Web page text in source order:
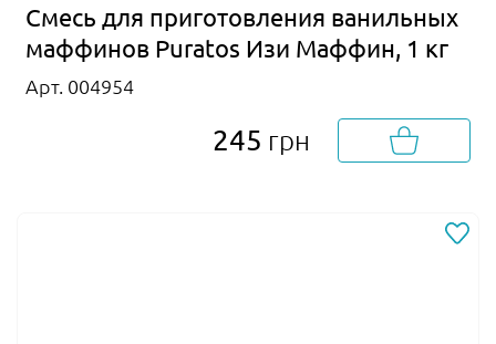
Смесь для приготовления ванильных
маффинов Puratos Изи Маффин, 1 кг
Арт. 004954
245 грн